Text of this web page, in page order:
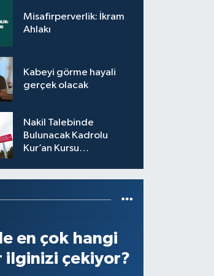
Misafirperverlik: İkram
Ahlakı
Kabeyi görme hayali
gerçek olacak
Nakil Talebinde
Bulunacak Kadrolu
Kur’an Kursu
en çok hangi
ilginizi çekiyor?